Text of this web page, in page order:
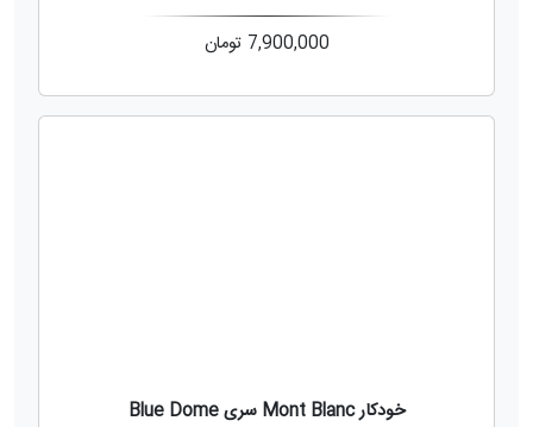
7,900,000 تومان
خودکار Mont Blanc سری Blue Dome